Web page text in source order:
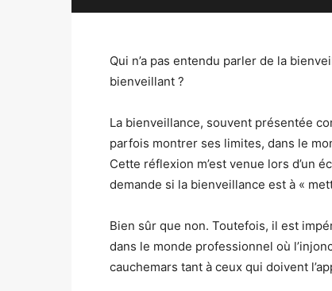
Qui n’a pas entendu parler de la
bienveillant ?
La bienveillance, souvent présentée
parfois montrer ses limites, dans le
Cette réflexion m’est venue lors d’un
demande si la bienveillance est à «
Bien sûr que non. Toutefois, il est
dans le monde professionnel où
cauchemars tant à ceux qui doivent